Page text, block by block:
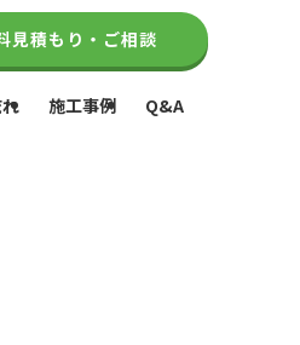
施工事例 Q&A
見積もり・ご相談